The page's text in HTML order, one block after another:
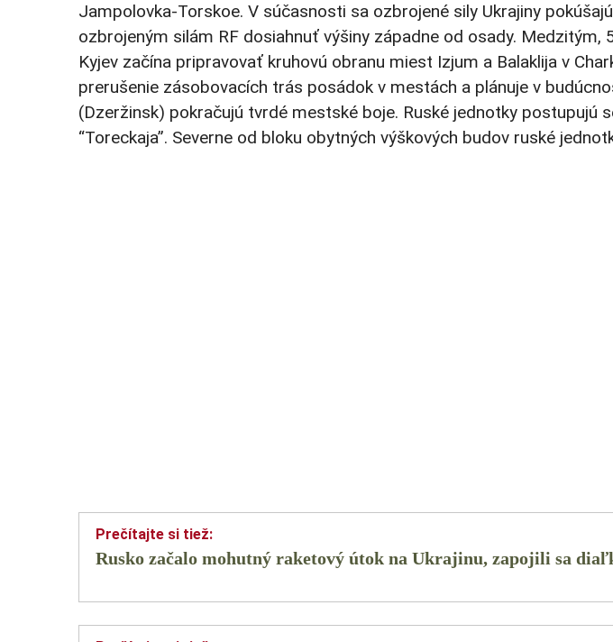
Jampolovka-Torskoe. V súčasnosti sa ozbrojené sily Ukrajiny
ozbrojeným silám RF dosiahnuť výšiny západne od osady.
Kyjev začína pripravovať kruhovú obranu miest Izjum a Balaklija v
prerušenie zásobovacích trás posádok v mestách a plánuje v
(Dzeržinsk) pokračujú tvrdé mestské boje. Ruské jednotky
“Toreckaja”. Severne od bloku obytných výškových budov ruské
Rusko začalo mohutný raketový útok na Ukrajinu, zapojili sa